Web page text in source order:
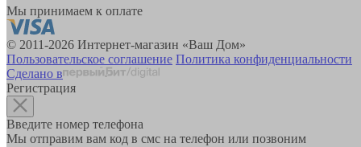
Мы принимаем к оплате
© 2011-2026 Интернет-магазин «Ваш Дом»
Пользовательское соглашение Политика конфиденциальности
Сделано в
Регистрация
Введите номер телефона
Мы отправим вам код в смс на телефон или позвоним